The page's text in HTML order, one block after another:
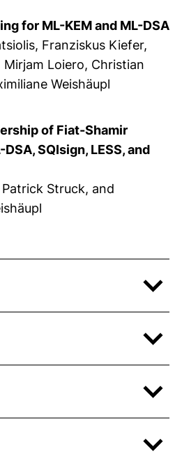
for ML-KEM and ML-DSA
Franziskus Kiefer,
Mirjam Loiero, Christian
Weishäupl
of Fiat-Shamir
SQIsign, LESS, and
Struck, and